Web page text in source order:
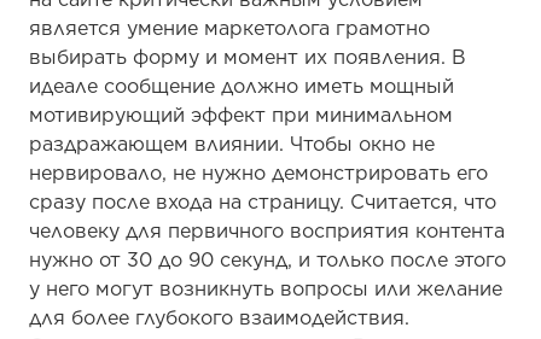
является умение маркетолога грамотно
выбирать форму и момент их появления. В
идеале сообщение должно иметь мощный
мотивирующий эффект при минимальном
раздражающем влиянии. Чтобы окно не
нервировало, не нужно демонстрировать его
сразу после входа на страницу. Считается, что
человеку для первичного восприятия контента
нужно от 30 до 90 секунд, и только после этого
у него могут возникнуть вопросы или желание
для более глубокого взаимодействия.